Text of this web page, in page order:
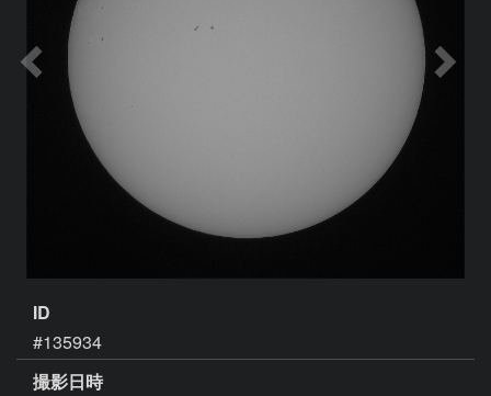
ID
#135934
撮影日時